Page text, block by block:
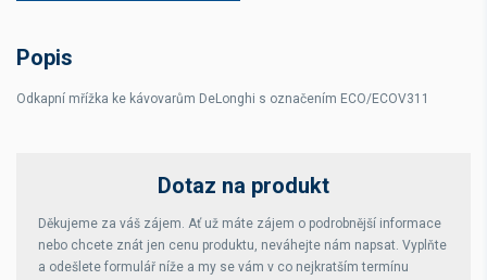
Popis
Odkapní mřížka ke kávovarům DeLonghi s označením ECO/ECOV311
Dotaz na produkt
Děkujeme za váš zájem. Ať už máte zájem o podrobnější informace
nebo chcete znát jen cenu produktu, neváhejte nám napsat. Vyplňte
a odešlete formulář níže a my se vám v co nejkratším termínu